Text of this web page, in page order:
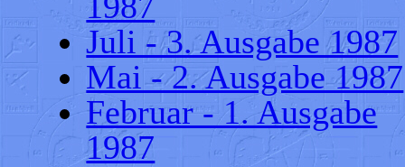
Juli - 3. Ausgabe 1987
Mai - 2. Ausgabe 1987
Februar - 1. Ausgabe
1987